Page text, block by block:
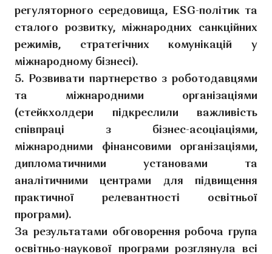
регуляторного середовища, ESG-політик та
сталого розвитку, міжнародних санкційних
режимів, стратегічних комунікацій у
міжнародному бізнесі).
5. Розвивати партнерство з роботодавцями
та міжнародними організаціями
(стейкхолдери підкреслили важливість
співпраці з бізнес-асоціаціями,
міжнародними фінансовими організаціями,
дипломатичними установами та
аналітичними центрами для підвищення
практичної релевантності освітньої
програми).
За результатами обговорення робоча група
освітньо-наукової програми розглянула всі